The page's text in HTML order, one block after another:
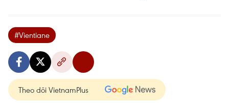
#Vientiane
Theo dõi VietnamPlus